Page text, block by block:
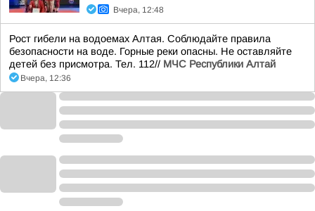
Вчера, 12:48
Рост гибели на водоемах Алтая. Соблюдайте правила
безопасности на воде. Горные реки опасны. Не оставляйте
детей без присмотра. Тел. 112// МЧС Республики Алтай
Вчера, 12:36